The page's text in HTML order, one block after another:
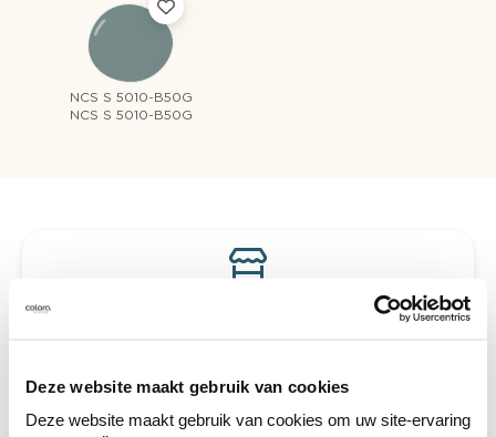
Deze website maakt gebruik van cookies
Deze website maakt gebruik van cookies om uw site-ervaring
NCS S 5010-B50G
NCS S 5010-B50G
Voyez votre couleur en magasin
Découvrez des échantillons de votre
Voyez les nuances assorties pour affiner